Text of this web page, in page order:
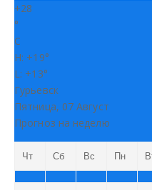
+28
°
C
H: +19°
L: +13°
Гурьевск
Пятница, 07 Август
Прогноз на неделю
Чт Сб Вс Пн